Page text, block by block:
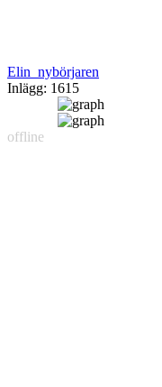
Elin_nybörjaren
Inlägg: 1615
offline